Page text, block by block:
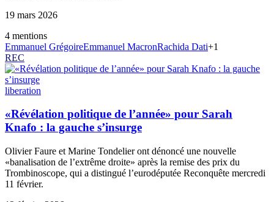
19 mars 2026
4 mentions
Emmanuel GrégoireEmmanuel MacronRachida Dati+1
REC
liberation
«Révélation politique de l’année» pour Sarah
Knafo : la gauche s’insurge
Olivier Faure et Marine Tondelier ont dénoncé une nouvelle
«banalisation de l’extrême droite» après la remise des prix du
Trombinoscope, qui a distingué l’eurodéputée Reconquête mercredi
11 février.